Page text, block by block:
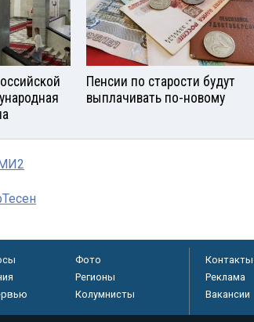
Пенсии по старости будут
выплачивать по-новому
Фото
Регионы
Колумнисты
Контакты
Реклама
Вакансии